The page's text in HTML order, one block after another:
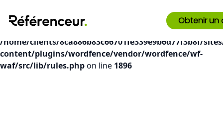
Deprecated: preg_replace(): Passing null to parameter #3
($subject) of type array|string is deprecated in
/home/clients/8ca886b83c66701fe339e9b6d77f3b8f/
content/plugins/wordfence/vendor/wordfence/wf-
waf/src/lib/rules.phpon line 1896
Obtenir